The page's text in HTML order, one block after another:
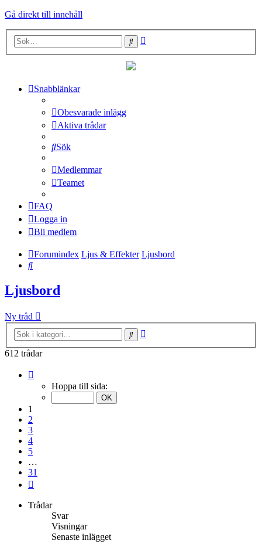
Gå direkt till innehåll
Sök
Snabblänkar
Obesvarade inlägg
Aktiva trådar
Sök
Medlemmar
Teamet
FAQ
Logga in
Bli medlem
Forumindex Ljus & Effekter Ljusbord
Sök
Ljusbord
Ny tråd
Sök
612 trådar
Hoppa till sida:
1
2
3
4
5
…
31
Trådar
Svar
Visningar
Senaste inlägget